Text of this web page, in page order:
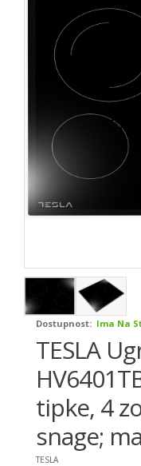
Dostupnost: Ima Na
TESLA
tipke, 4
snage;
TESLA